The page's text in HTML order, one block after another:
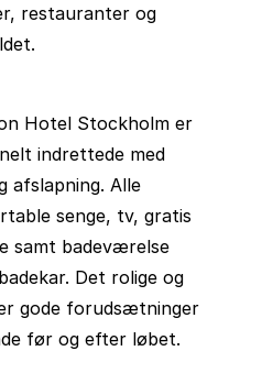
restauranter og
Hotel Stockholm er
indrettede med
afslapning. Alle
senge, tv, gratis
samt badeværelse
Det rolige og
gode forudsætninger
før og efter løbet.